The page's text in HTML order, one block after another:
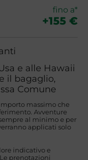
fino a*
+155 €
e alle Hawaii
il bagaglio,
Comune
massimo che
Avventure
al minimo e per
applicati solo
indicativo e
prenotazioni